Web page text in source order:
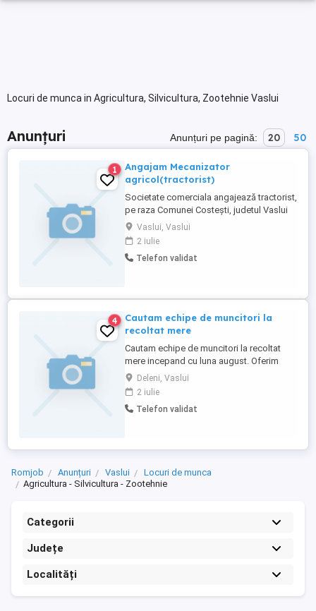
Locuri de munca in Agricultura, Silvicultura, Zootehnie Vaslui
Anunțuri Anunțuri pe pagină: 20 50
1
Angajam Mecanizator
agricol(tractorist)
Societate comerciala angajează tractorist,
pe raza Comunei Costești, judetul Vaslui
Vaslui, Vaslui
2 iulie
Telefon validat
4
Cautam echipe de muncitori la
recoltat mere
Cautam echipe de muncitori la recoltat
mere incepand cu luna august. Oferim
cazare si masa.
Deleni, Vaslui
2 iulie
Telefon validat
Romjob Anunțuri Vaslui
Locuri de munca
Agricultura - Silvicultura - Zootehnie
Categorii
Județe
Localități